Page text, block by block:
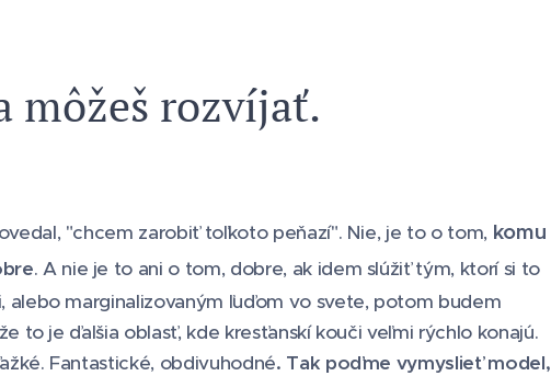
môžeš rozvíjať.
"chcem zarobiť toľkoto peňazí". Nie, je to o tom, komu
. A nie je to ani o tom, dobre, ak idem slúžiť tým, ktorí si to
alebo marginalizovaným ľuďom vo svete, potom budem
to je ďalšia oblasť, kde kresťanskí kouči veľmi rýchlo konajú.
Fantastické, obdivuhodné. Tak poďme vymyslieť model,